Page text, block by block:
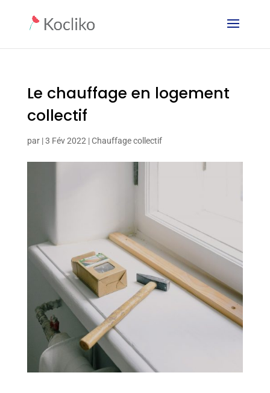
Le chauffage en logement
collectif
par |3 Fév 2022 |Chauffage collectif